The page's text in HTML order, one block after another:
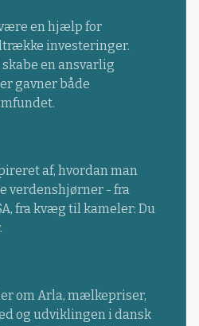
en hjælp for
investeringer.
skabe en ansvarlig
gavner både
af, hvordan man
verdenshjørner - fra
fra kvæg til kameler: Du
om Arla, mælkepriser,
og udviklingen i dansk